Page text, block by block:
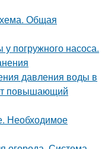
Общая
погружного насоса.
давления воды в
повышающий
Необходимое